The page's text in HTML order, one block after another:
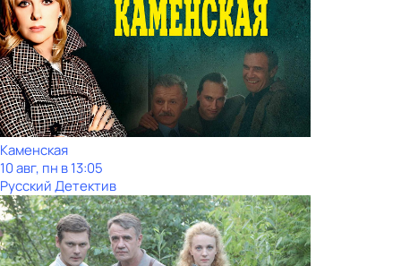
Каменская
10 авг, пн в 13:05
Русский Детектив